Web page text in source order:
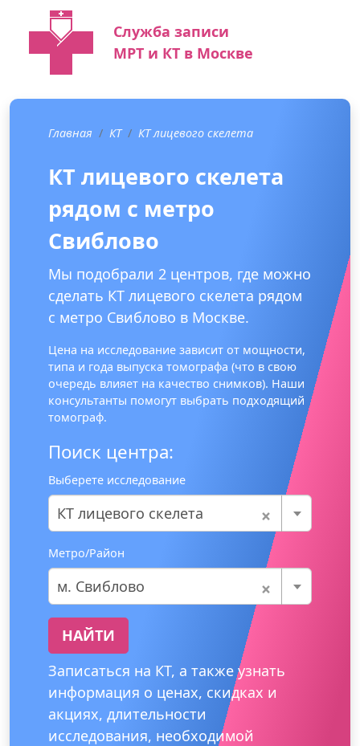
Служба записи
МРТ и КТ в Москве
Главная КТ КТ лицевого скелета
КТ лицевого скелета
рядом с метро
Свиблово
Мы подобрали 2 центров, где можно
сделать КТ лицевого скелета рядом
с метро Свиблово в Москве.
Цена на исследование зависит от мощности,
типа и года выпуска томографа (что в свою
очередь влияет на качество снимков). Наши
консультанты помогут выбрать подходящий
томограф.
Поиск центра:
Выберете исследование
×
КТ лицевого скелета
Метро/Район
×
м. Свиблово
НАЙТИ
Записаться на КТ, а также узнать
информация о ценах, скидках и
акциях, длительности
исследования, необходимой